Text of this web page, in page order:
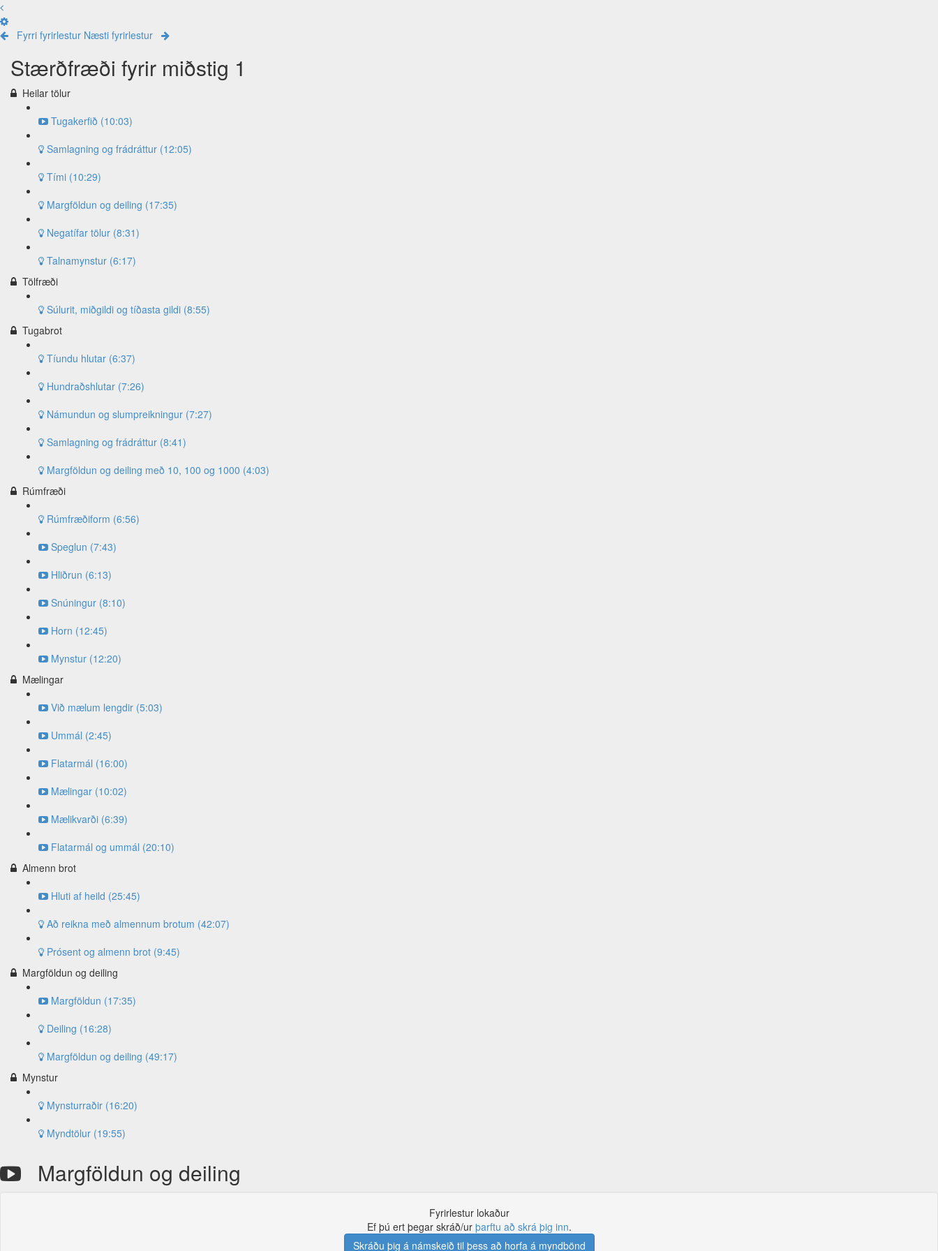
Fyrri fyrirlestur Næsti fyrirlestur
Stærðfræði fyrir miðstig 1
Heilar tölur
Tugakerfið (10:03)
Samlagning og frádráttur (12:05)
Tími (10:29)
Margföldun og deiling (17:35)
Negatífar tölur (8:31)
Talnamynstur (6:17)
Tölfræði
Súlurit, miðgildi og tíðasta gildi (8:55)
Tugabrot
Tíundu hlutar (6:37)
Hundraðshlutar (7:26)
Námundun og slumpreikningur (7:27)
Samlagning og frádráttur (8:41)
Margföldun og deiling með 10, 100 og 1000 (4:03)
Rúmfræði
Rúmfræðiform (6:56)
Speglun (7:43)
Hliðrun (6:13)
Snúningur (8:10)
Horn (12:45)
Mynstur (12:20)
Mælingar
Við mælum lengdir (5:03)
Ummál (2:45)
Flatarmál (16:00)
Mælingar (10:02)
Mælikvarði (6:39)
Flatarmál og ummál (20:10)
Almenn brot
Hluti af heild (25:45)
Að reikna með almennum brotum (42:07)
Prósent og almenn brot (9:45)
Margföldun og deiling
Margföldun (17:35)
Deiling (16:28)
Margföldun og deiling (49:17)
Mynstur
Mynsturraðir (16:20)
Myndtölur (19:55)
Margföldun og deiling
Fyrirlestur lokaður
Ef þú ert þegar skráð/ur þarftu að skrá þig inn.
Skráðu þig á námskeið til þess að horfa á myndbönd